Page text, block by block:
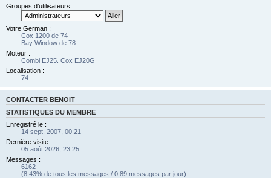
Groupes d’utilisateurs :
Votre German :
Cox 1200 de 74
Bay Window de 78
Moteur :
Combi EJ25. Cox EJ20G
Localisation :
74
CONTACTER BENOIT
STATISTIQUES DU MEMBRE
Enregistré le :
14 sept. 2007, 00:21
Dernière visite :
05 août 2026, 23:25
Messages :
6162
(8.43% de tous les messages / 0.89 messages par jour)